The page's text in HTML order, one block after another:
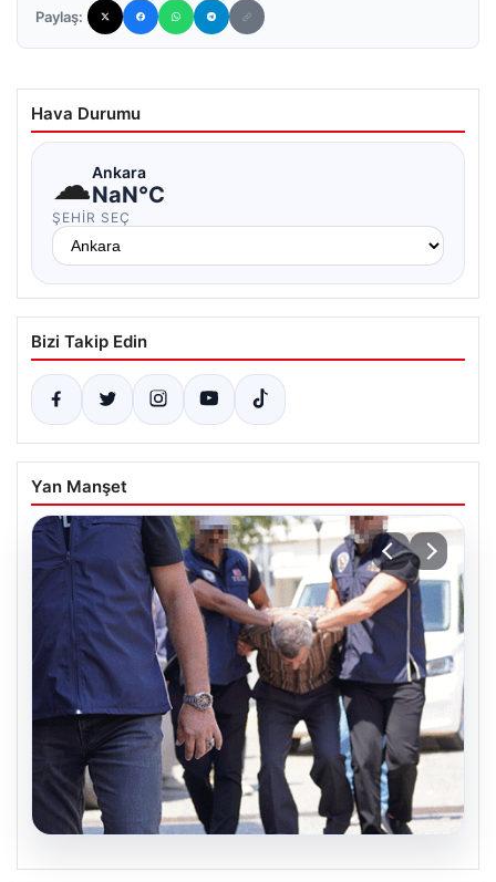
Paylaş:
Hava Durumu
☁Ankara
NaN°C
ŞEHIR SEÇ
Bizi Takip Edin
Yan Manşet
05.08.2026